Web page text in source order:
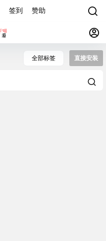
签到 赞助
全部标签 直接安装